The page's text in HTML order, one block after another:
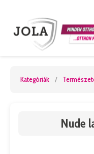
Kategóriák /
Nude